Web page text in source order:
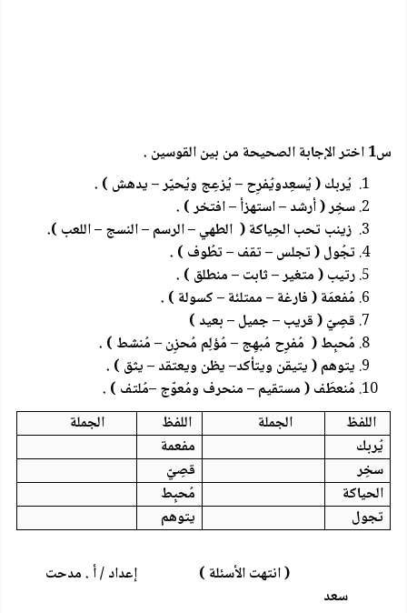
س1 اختر الإجابة الصحيحة من بين القوسين .
يُربك ( يُسعِدويُفرِح – يُزعِج ويُحيّر – يدهش ) .
سخِر ( أرشد – استهزأ – افتخر ) .
زينب تحب الحِياكة ( الطهي – الرسم – النسج – اللعب ).
تجُول ( تجلس – تقف – تطُوف ) .
رتيب ( متغير – ثابت – منطلق ) .
مُفعمَة ( فارغة – ممتلئة – كسولة ) .
قصِيّ ( قريب – جميل – بعيد )
مُحبِط ( مُفرِح مُبهِج – مُؤلِم مُحزِن – مُنشط ) .
يتوهم ( يتيقن ويتأكد– يظن ويعتقد – يثق ) .
مُنعطَف ( مستقيم – منحرف ومُعوّج –مُلتف ) .
اللفظ
الجملة اللفظ
الجملة
يُربك
مفعمة
سخِر
قصِيّ
الحياكة
مُحبِط
تجول
يتوهم
( انتهت الأسئلة ) إعداد / أ . مدحت
سعد